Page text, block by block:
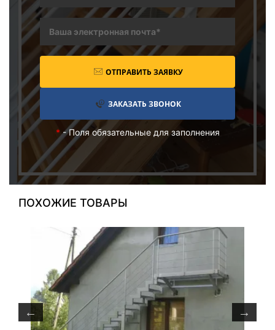
ОТПРАВИТЬ ЗАЯВКУ
ЗАКАЗАТЬ ЗВОНОК
*- Поля обязательные для заполнения
ПОХОЖИЕ ТОВАРЫ